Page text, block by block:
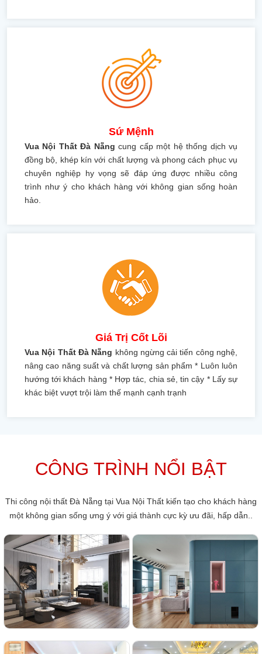
Sứ Mệnh
Vua Nội Thất Đà Nẵng cung cấp một hệ thống dịch vụ
đồng bộ, khép kín với chất lượng và phong cách phục vụ
chuyên nghiệp hy vọng sẽ đáp ứng được nhiều công
trình như ý cho khách hàng với không gian sống hoàn
hảo.
Giá Trị Cốt Lõi
Vua Nội Thất Đà Nẵng không ngừng cải tiến công nghệ,
nâng cao năng suất và chất lượng sản phẩm * Luôn luôn
hướng tới khách hàng * Hợp tác, chia sẻ, tin cậy * Lấy sự
khác biệt vượt trội làm thế mạnh cạnh trạnh
CÔNG TRÌNH NỔI BẬT
Thi công nội thất Đà Nẵng tại Vua Nội Thất kiến tạo cho khách hàng
một không gian sống ưng ý với giá thành cực kỳ ưu đãi, hấp dẫn..